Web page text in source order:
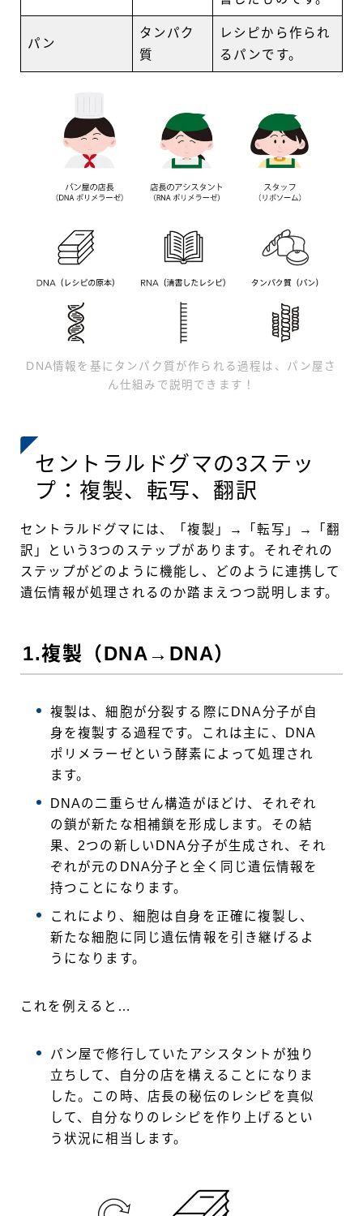
パン
タンパク
質
レシピから作られ
るパンです。
DNA情報を基にタンパク質が作られる過程は、パン屋さ
ん仕組みで説明できます！
セントラルドグマの3ステッ
プ：複製、転写、翻訳
セントラルドグマには、「複製」→「転写」→「翻
訳」という3つのステップがあります。それぞれの
ステップがどのように機能し、どのように連携して
遺伝情報が処理されるのか踏まえつつ説明します。
1.複製（DNA→DNA）
複製は、細胞が分裂する際にDNA分子が自
身を複製する過程です。これは主に、DNA
ポリメラーゼという酵素によって処理され
ます。
DNAの二重らせん構造がほどけ、それぞれ
の鎖が新たな相補鎖を形成します。その結
果、2つの新しいDNA分子が生成され、それ
ぞれが元のDNA分子と全く同じ遺伝情報を
持つことになります。
これにより、細胞は自身を正確に複製し、
新たな細胞に同じ遺伝情報を引き継げるよ
うになります。
これを例えると…
パン屋で修行していたアシスタントが独り
立ちして、自分の店を構えることになりま
した。この時、店長の秘伝のレシピを真似
して、自分なりのレシピを作り上げるとい
う状況に相当します。